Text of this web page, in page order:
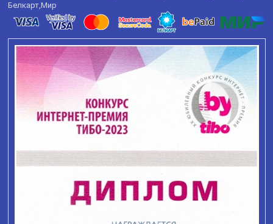
Белкарт,Мир